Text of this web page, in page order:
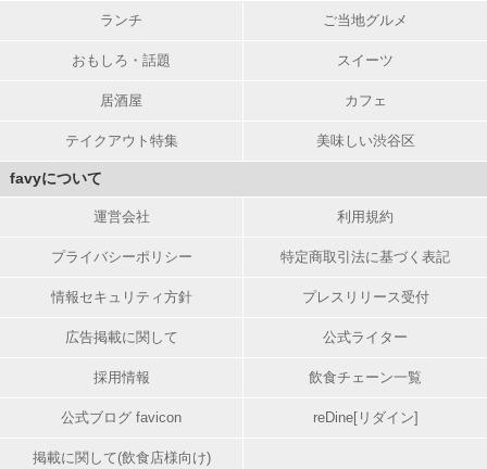
ランチ ご当地グルメ
おもしろ・話題 スイーツ
居酒屋 カフェ
テイクアウト特集 美味しい渋谷区
favyについて
運営会社 利用規約
プライバシーポリシー 特定商取引法に基づく表記
情報セキュリティ方針 プレスリリース受付
広告掲載に関して 公式ライター
採用情報 飲食チェーン一覧
公式ブログ favicon reDine[リダイン]
掲載に関して(飲食店様向け)